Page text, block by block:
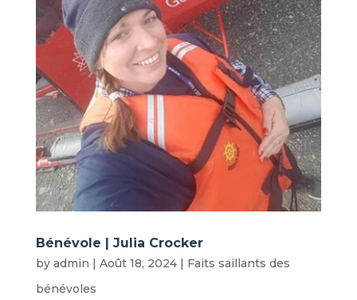
Bénévole | Julia Crocker
by admin | Août 18, 2024| Faits saillants des
bénévoles